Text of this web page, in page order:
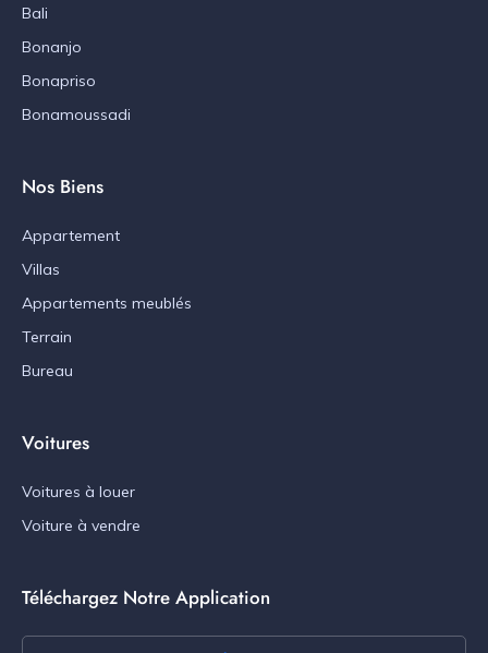
Bali
Bonanjo
Bonapriso
Bonamoussadi
Nos Biens
Appartement
Villas
Appartements meublés
Terrain
Bureau
Voitures
Voitures à louer
Voiture à vendre
Téléchargez Notre Application